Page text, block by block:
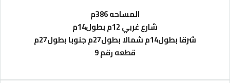
المساحه 386م
شارع غربي 12م بطول14م
شرقا بطول14م شمالا بطول27م جنوبا بطول27م
قطعه رقم 9